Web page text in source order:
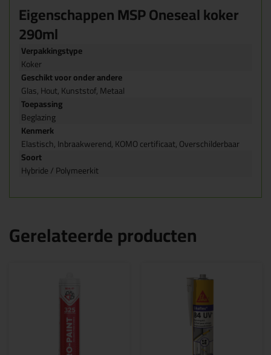
Eigenschappen MSP Oneseal koker
290ml
Verpakkingstype
Koker
Geschikt voor onder andere
Glas, Hout, Kunststof, Metaal
Toepassing
Beglazing
Kenmerk
Elastisch, Inbraakwerend, KOMO certificaat, Overschilderbaar
Soort
Hybride / Polymeerkit
Gerelateerde producten